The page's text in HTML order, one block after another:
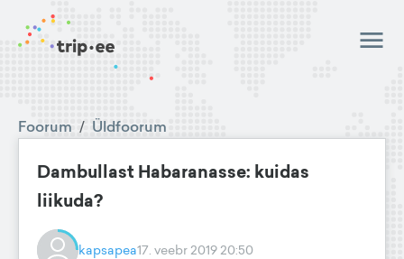
Foorum / Üldfoorum
Dambullast Habaranasse: kuidas
liikuda?
kapsapea17. veebr 2019 20:50